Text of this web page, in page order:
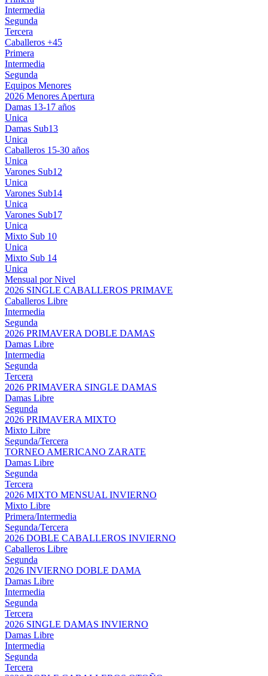
Intermedia
Segunda
Tercera
Caballeros +45
Primera
Intermedia
Segunda
Equipos Menores
2026 Menores Apertura
Damas 13-17 años
Unica
Damas Sub13
Unica
Caballeros 15-30 años
Unica
Varones Sub12
Unica
Varones Sub14
Unica
Varones Sub17
Unica
Mixto Sub 10
Unica
Mixto Sub 14
Unica
Mensual por Nivel
2026 SINGLE CABALLEROS PRIMAVE
Caballeros Libre
Intermedia
Segunda
2026 PRIMAVERA DOBLE DAMAS
Damas Libre
Intermedia
Segunda
Tercera
2026 PRIMAVERA SINGLE DAMAS
Damas Libre
Segunda
2026 PRIMAVERA MIXTO
Mixto Libre
Segunda/Tercera
TORNEO AMERICANO ZARATE
Damas Libre
Segunda
Tercera
2026 MIXTO MENSUAL INVIERNO
Mixto Libre
Primera/Intermedia
Segunda/Tercera
2026 DOBLE CABALLEROS INVIERNO
Caballeros Libre
Segunda
2026 INVIERNO DOBLE DAMA
Damas Libre
Intermedia
Segunda
Tercera
2026 SINGLE DAMAS INVIERNO
Damas Libre
Intermedia
Segunda
Tercera